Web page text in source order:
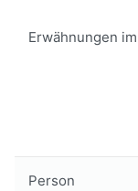
Erwähnungen
Person